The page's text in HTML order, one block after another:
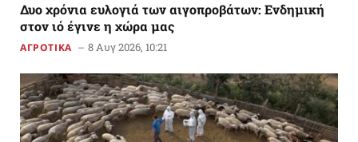
Δυο χρόνια ευλογιά των αιγοπροβάτων: Ενδημική
στον ιό έγινε η χώρα μας
ΑΓΡΟΤΙΚΑ 8 Αυγ 2026, 10:21